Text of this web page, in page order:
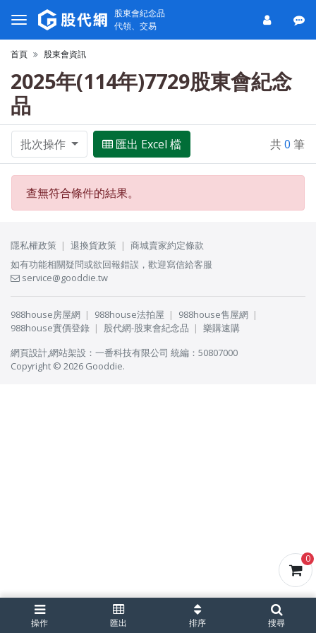
0
股東會紀念品
代領、交易
首頁 股東會資訊
2025年(114年)7729股東會紀念
品
批次操作 匯出 Excel 檔 共0 筆
查無符合條件的結果。
操作 匯出 排序 搜尋
隱私權政策 退換貨政策
商城賣家約定條款
如有功能相關疑問或欲回報錯誤，歡迎寫信給客服
service@gooddie.tw
988house房屋網 988house法拍屋
988house售屋網
988house實價登錄
股代網-股東會紀念品
樂購速購
網頁設計,網站架設 ： 一番科技有限公司 統編：50807000
Copyright © 2026 Gooddie.